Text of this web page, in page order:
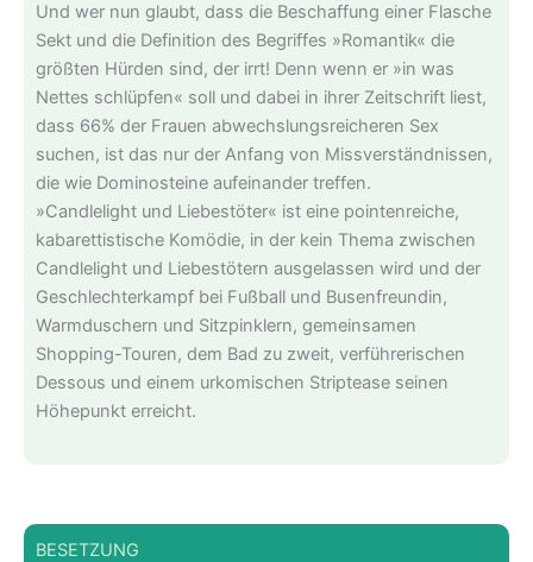
Und wer nun glaubt, dass die Beschaffung einer Flasche
Sekt und die Definition des Begriffes »Romantik« die
größten Hürden sind, der irrt! Denn wenn er »in was
Nettes schlüpfen« soll und dabei in ihrer Zeitschrift liest,
dass 66% der Frauen abwechslungsreicheren Sex
suchen, ist das nur der Anfang von Missverständnissen,
die wie Dominosteine aufeinander treffen.
»Candlelight und Liebestöter« ist eine pointenreiche,
kabarettistische Komödie, in der kein Thema zwischen
Candlelight und Liebestötern ausgelassen wird und der
Geschlechterkampf bei Fußball und Busenfreundin,
Warmduschern und Sitzpinklern, gemeinsamen
Shopping-Touren, dem Bad zu zweit, verführerischen
Dessous und einem urkomischen Striptease seinen
Höhepunkt erreicht.
BESETZUNG